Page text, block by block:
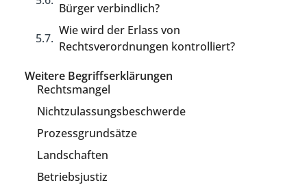
Bürger verbindlich?
Wie wird der Erlass von
Rechtsverordnungen kontrolliert?
Weitere Begriffserklärungen
Rechtsmangel
Nichtzulassungsbeschwerde
Prozessgrundsätze
Landschaften
Betriebsjustiz